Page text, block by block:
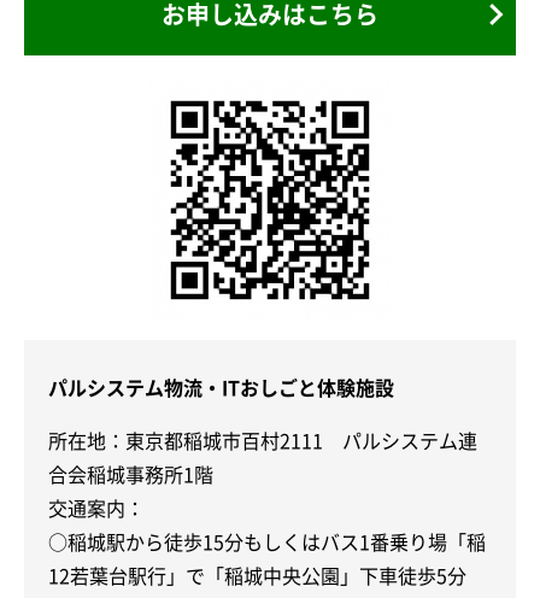
お申し込みはこちら
パルシステム物流・ITおしごと体験施設
所在地：東京都稲城市百村2111 パルシステム連
合会稲城事務所1階
交通案内：
○稲城駅から徒歩15分もしくはバス1番乗り場「稲
12若葉台駅行」で「稲城中央公園」下車徒歩5分